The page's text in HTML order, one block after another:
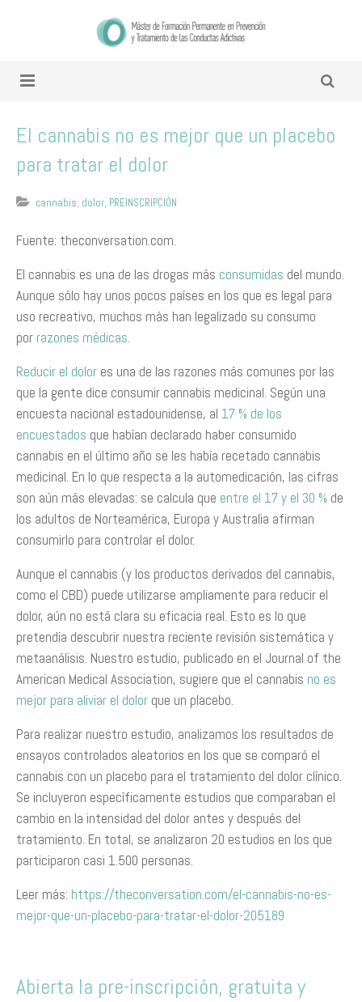
El cannabis no es mejor que un placebo
para tratar el dolor
cannabis, dolor, PREINSCRIPCIÓN
Fuente: theconversation.com.
El cannabis es una de las drogas más consumidas del mundo.
Aunque sólo hay unos pocos países en los que es legal para
uso recreativo, muchos más han legalizado su consumo
por razones médicas.
Reducir el dolor es una de las razones más comunes por las
que la gente dice consumir cannabis medicinal. Según una
encuesta nacional estadounidense, al 17 % de los
encuestados que habían declarado haber consumido
cannabis en el último año se les había recetado cannabis
medicinal. En lo que respecta a la automedicación, las cifras
son aún más elevadas: se calcula que entre el 17 y el 30 % de
los adultos de Norteamérica, Europa y Australia afirman
consumirlo para controlar el dolor.
Aunque el cannabis (y los productos derivados del cannabis,
como el CBD) puede utilizarse ampliamente para reducir el
dolor, aún no está clara su eficacia real. Esto es lo que
pretendía descubrir nuestra reciente revisión sistemática y
metaanálisis. Nuestro estudio, publicado en el Journal of the
American Medical Association, sugiere que el cannabis no es
mejor para aliviar el dolor que un placebo.
Para realizar nuestro estudio, analizamos los resultados de
ensayos controlados aleatorios en los que se comparó el
cannabis con un placebo para el tratamiento del dolor clínico.
Se incluyeron específicamente estudios que comparaban el
cambio en la intensidad del dolor antes y después del
tratamiento. En total, se analizaron 20 estudios en los que
participaron casi 1.500 personas.
Leer más: https://theconversation.com/el-cannabis-no-es-
mejor-que-un-placebo-para-tratar-el-dolor-205189
Abierta la pre-inscripción, gratuita y